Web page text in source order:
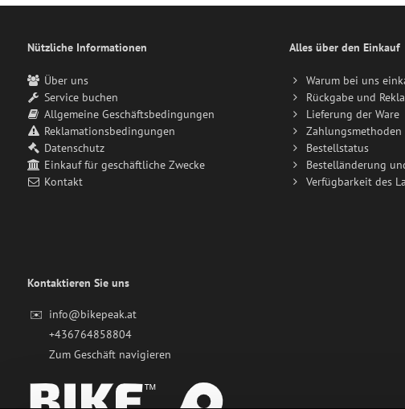
Nützliche Informationen
Über uns
Service buchen
Allgemeine Geschäftsbedingungen
Reklamationsbedingungen
Datenschutz
Einkauf für geschäftliche Zwecke
Kontakt
Alles über den Einkauf
Warum bei uns
Rückgabe und
Lieferung der Ware
Zahlungsmethoden
Bestellstatus
Bestelländerung
Verfügbarkeit des
Kontaktieren Sie uns
✉️ info@bikepeak.at
+436764858804
Zum Geschäft navigieren